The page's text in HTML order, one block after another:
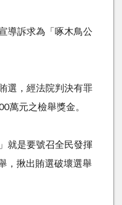
導訴求為「啄木鳥公
選，經法院判決有罪
萬元之檢舉獎金。
就是要號召全民發揮
，揪出賄選破壞選舉